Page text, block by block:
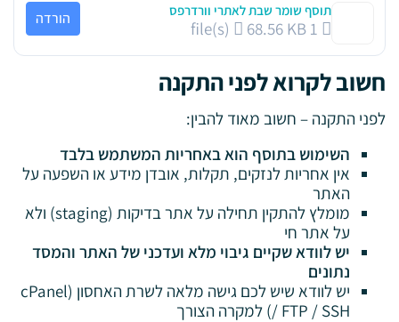
תוסף שומר שבת לאתרי וורדרפס
1 file(s)
68.56 KB הורדה
חשוב לקרוא לפני התקנה
לפני התקנה – חשוב מאוד להבין:
השימוש בתוסף הוא באחריות המשתמש בלבד
אין אחריות לנזקים, תקלות, אובדן מידע או השפעה על
האתר
מומלץ להתקין תחילה על אתר בדיקות (staging) ולא
על אתר חי
יש לוודא שקיים גיבוי מלא ועדכני של האתר והמסד
נתונים
יש לוודא שיש לכם גישה מלאה לשרת האחסון (cPanel
/ FTP / SSH) למקרה הצורך